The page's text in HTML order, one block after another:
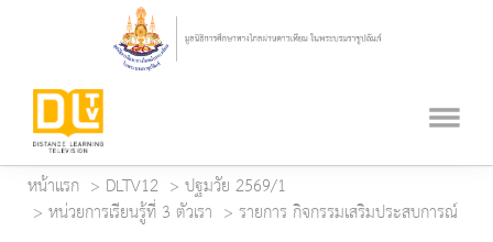
หน้าแรก DLTV12
ปฐมวัย 2569/1
หน่วยการเรียนรู้ที่ 3 ตัวเรา
รายการ กิจกรรมเสริมประสบการณ์